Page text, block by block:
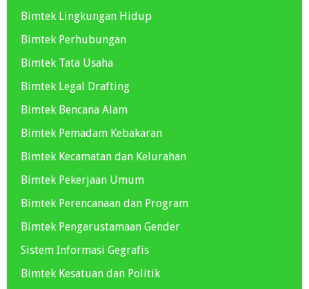
Bimtek Lingkungan Hidup
Bimtek Perhubungan
Bimtek Tata Usaha
Bimtek Legal Drafting
Bimtek Bencana Alam
Bimtek Pemadam Kebakaran
Bimtek Kecamatan dan Kelurahan
Bimtek Pekerjaan Umum
Bimtek Perencanaan dan Program
Bimtek Pengarustamaan Gender
Sistem Informasi Gegrafis
Bimtek Kesatuan dan Politik